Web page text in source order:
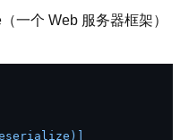
一个 Web 服务器框架）